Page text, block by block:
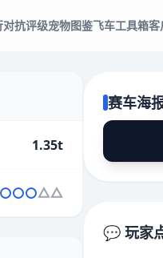
对抗评级宠物图鉴飞车工具箱客
1.35t
赛车海
💬 玩家